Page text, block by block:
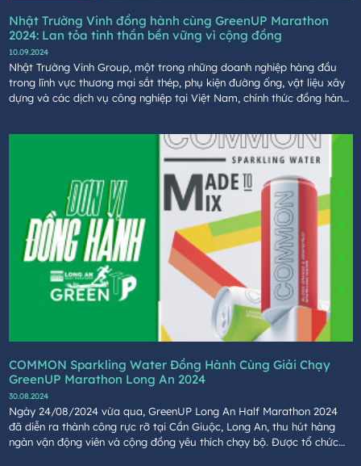
Nhật Trường Vinh đồng hành cùng GreenUP Marathon
2024: Lan tỏa tinh thần bền vững vì cộng đồng
10.09.2024
Nhật Trường Vinh Group, một trong những doanh nghiệp hàng đầu
trong lĩnh vực thương mại sắt thép, phụ kiện đường ống, vật liệu xây
dựng và các dịch vụ công nghiệp tại Việt Nam, chính thức đồng hành
COMMON Sparkling Water Đồng Hành Cùng Giải Chạy
GreenUP Marathon Long An 2024
30.08.2024
Ngày 24/08/2024 vừa qua, GreenUP Long An Half Marathon 2024
đã diễn ra thành công rực rỡ tại Cần Giuộc, Long An, thu hút hàng
ngàn vận động viên và cộng đồng yêu thích chạy bộ. Được tổ chức